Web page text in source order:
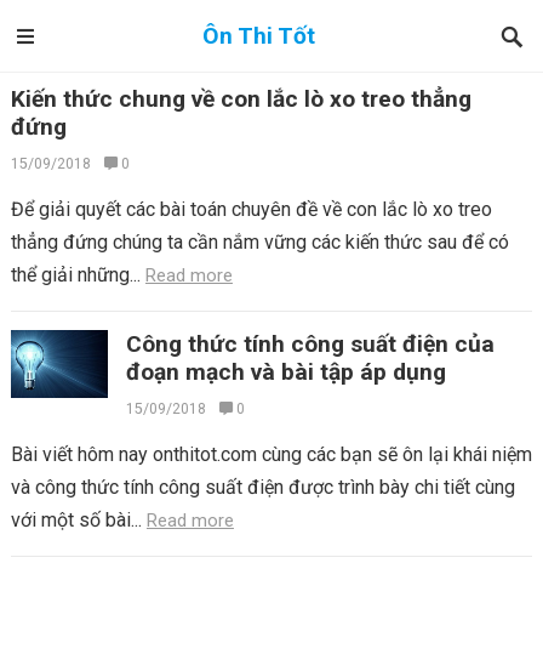
Ôn Thi Tốt
Kiến thức chung về con lắc lò xo treo thẳng
đứng
15/09/2018 0
Để giải quyết các bài toán chuyên đề về con lắc lò xo treo
thẳng đứng chúng ta cần nắm vững các kiến thức sau để có
thể giải những... Read more
Công thức tính công suất điện của
đoạn mạch và bài tập áp dụng
15/09/2018 0
Bài viết hôm nay onthitot.com cùng các bạn sẽ ôn lại khái niệm
và công thức tính công suất điện được trình bày chi tiết cùng
với một số bài... Read more